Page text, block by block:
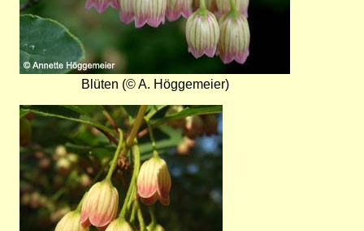
Blüten (© A. Höggemeier)
Bild